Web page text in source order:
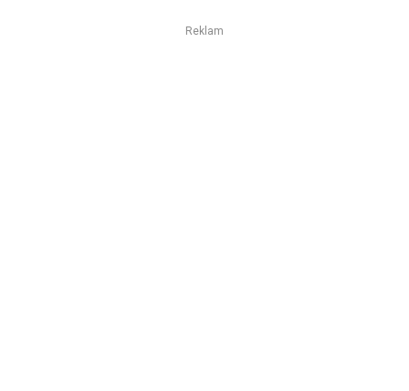
Reklam